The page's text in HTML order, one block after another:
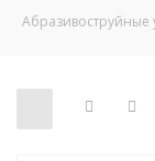
Абразивоструйные